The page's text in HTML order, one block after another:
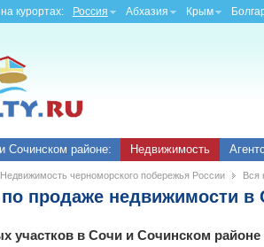
курортах: Россия Абхазия Крым
Сочинском районе: Недвижимость
Недвижимость черноморского побережья России Вся
продаже недвижимости в
участков в Сочи и Сочинском районе